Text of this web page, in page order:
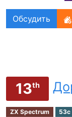
Обсудить
13th
ZX Spectrum 53c